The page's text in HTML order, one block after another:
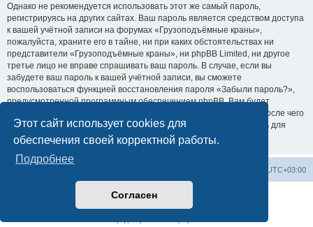
Этот сайт использует cookies для
обеспечения своей корректной работы.
Подробнее
Согласен
Однако не рекомендуется использовать этот же самый пароль,
регистрируясь на других сайтах. Ваш пароль является средством доступа
к вашей учётной записи на форумах «Грузоподъёмные краны»,
пожалуйста, храните его в тайне, ни при каких обстоятельствах ни
представители «Грузоподъёмные краны», ни phpBB Limited, ни другое
третье лицо не вправе спрашивать ваш пароль. В случае, если вы
забудете ваш пароль к вашей учётной записи, вы сможете
воспользоваться функцией восстановления пароля «Забыли пароль?»,
предусмотренной программным обеспечением phpBB. Вам будет
необходимо ввести ваше имя пользователя и ваш адрес email, после чего
программное обеспечение phpBB сгенерирует вам новый пароль для
вашей учётной записи.
UTC+03:00
Создано на основеphpBB® Forum Software © phpBB Limited
Русская поддержка phpBB